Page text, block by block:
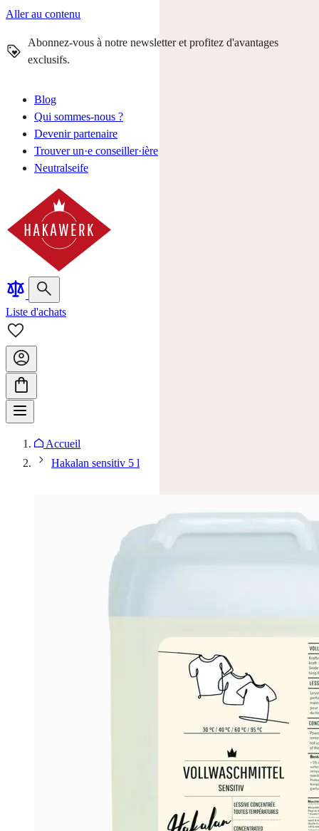
Aller au contenu
Abonnez-vous à notre newsletter et profitez d'avantages
exclusifs.
Blog
Qui sommes-nous ?
Devenir partenaire
Trouver un·e conseiller·ière
Neutralseife
Liste d'achats
Accueil
Hakalan sensitiv 5 l